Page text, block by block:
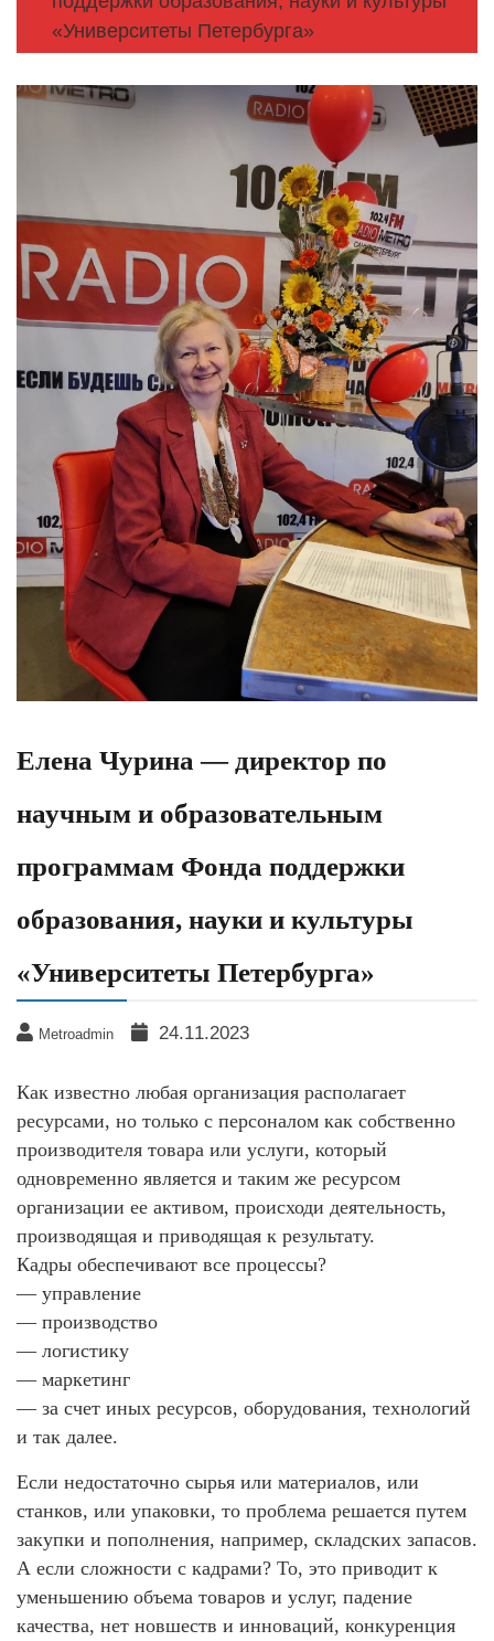
«Университеты Петербурга»
Елена Чурина — директор по
научным и образовательным
программам Фонда поддержки
образования, науки и культуры
«Университеты Петербурга»
Metroadmin 24.11.2023
Как известно любая организация располагает
ресурсами, но только с персоналом как собственно
производителя товара или услуги, который
одновременно является и таким же ресурсом
организации ее активом, происходи деятельность,
производящая и приводящая к результату.
Кадры обеспечивают все процессы?
— управление
— производство
— логистику
— маркетинг
— за счет иных ресурсов, оборудования, технологий
и так далее.
Если недостаточно сырья или материалов, или
станков, или упаковки, то проблема решается путем
закупки и пополнения, например, складских запасов.
А если сложности с кадрами? То, это приводит к
уменьшению объема товаров и услуг, падение
качества, нет новшеств и инноваций, конкуренция